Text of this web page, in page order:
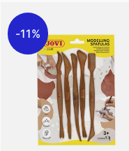
11%